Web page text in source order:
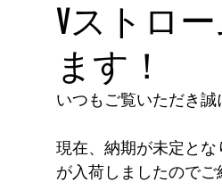
Vストロ
ます！
いつもご覧いただき誠
現在、納期が未定と
が入荷しましたのでご